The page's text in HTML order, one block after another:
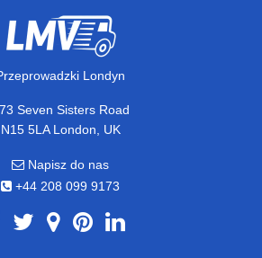
Londyn
Seven Sisters Road
N15 5LA London, UK
Napisz do nas
+44 208 099 9173